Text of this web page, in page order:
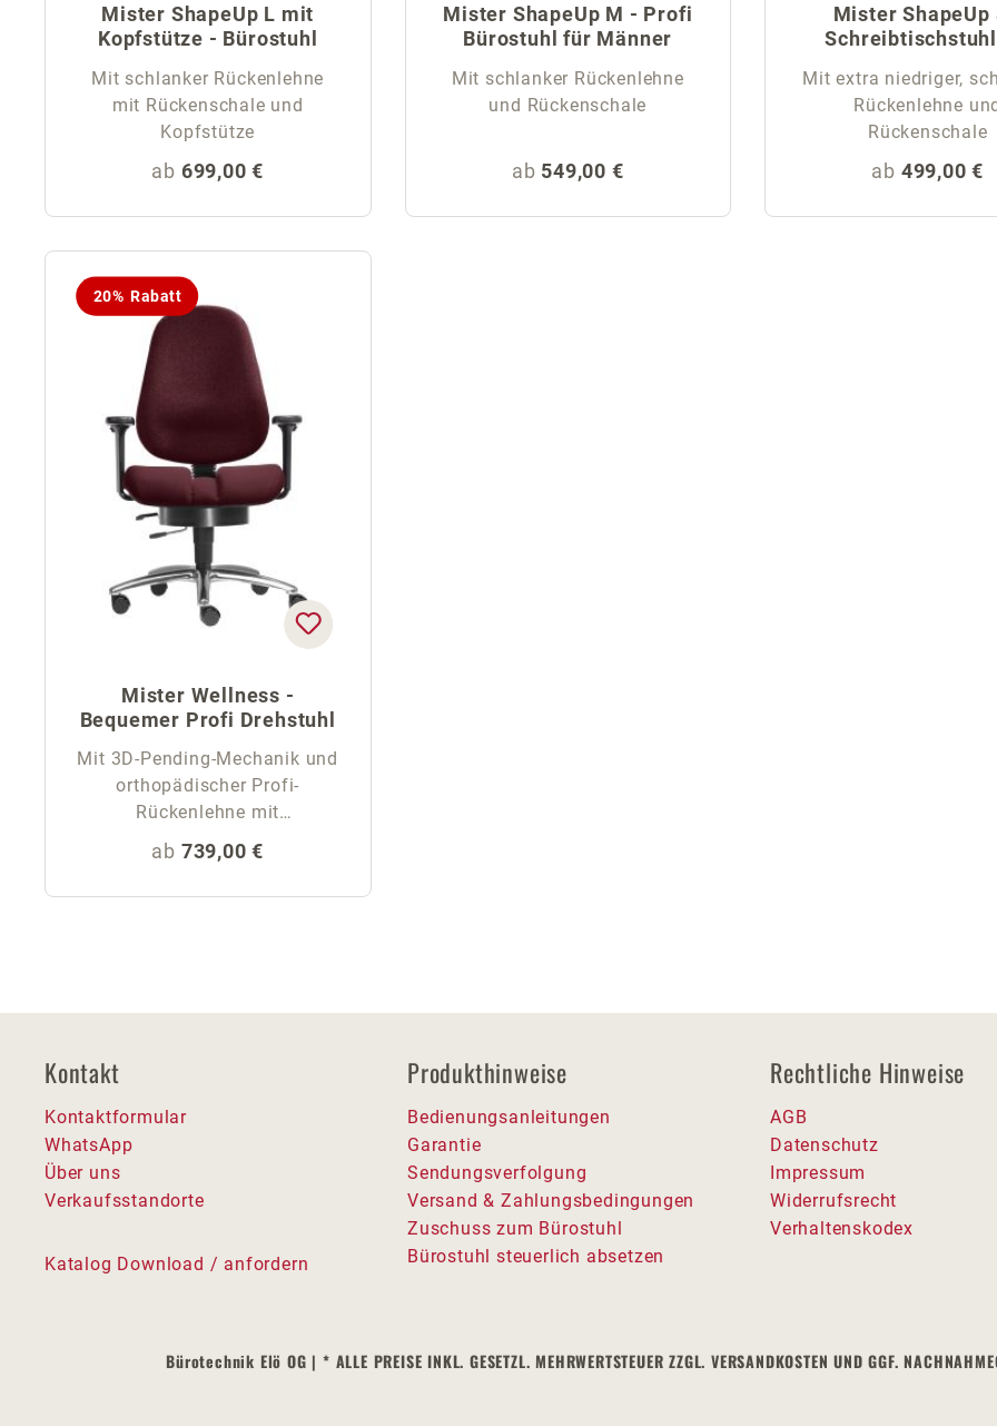
Mister ShapeUp L mit
Kopfstütze - Bürostuhl
Mit schlanker Rückenlehne
mit Rückenschale und
Kopfstütze
Regulärer Preis:
ab 699,00 €
Mister ShapeUp M - Profi
Bürostuhl für Männer
Mit schlanker Rückenlehne
und Rückenschale
Regulärer Preis:
ab 549,00 €
Mister ShapeUp
Mit extra niedriger,
Rückenlehne
Rückenschale
Regulärer
ab 499,00 €
20% Rabatt
Mister Wellness -
Bequemer Profi Drehstuhl
Mit 3D-Pending-Mechanik und
orthopädischer Profi-
Rückenlehne mit
Rückenschale
Regulärer Preis:
ab 739,00 €
Kontakt
Kontaktformular
WhatsApp
Über uns
Verkaufsstandorte
Katalog Download / anfordern
Produkthinweise
Bedienungsanleitungen
Garantie
Sendungsverfolgung
Versand & Zahlungsbedingungen
Zuschuss zum Bürostuhl
Bürostuhl steuerlich absetzen
Rechtliche Hinweise
AGB
Datenschutz
Impressum
Widerrufsrecht
Verhaltenskodex
Bürotechnik Elö OG | * ALLE PREISE INKL. GESETZL. MEHRWERTSTEUER ZZGL. VERSANDKOSTEN UND GGF.